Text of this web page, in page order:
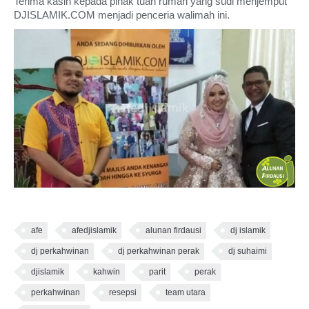
DJISLAMIK.COM menjadi penceria walimah ini.
afe afedjislamik alunan firdausi dj islamik
dj perkahwinan dj perkahwinan perak dj suhaimi
djislamik kahwin parit perak
perkahwinan resepsi team utara